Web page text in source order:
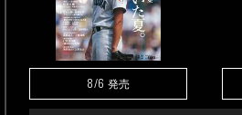
8/6 発売